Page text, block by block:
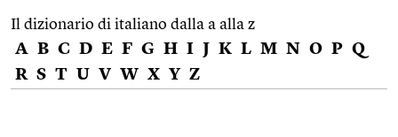
Il dizionario di italiano dalla a alla z
A B C D E F G H I J K L M N O P Q
R S T U V W X Y Z